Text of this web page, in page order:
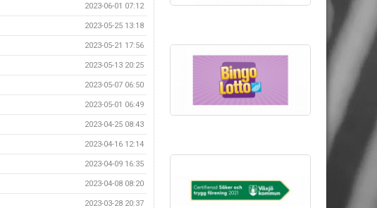
2023-06-01 07:12
2023-05-25 13:18
2023-05-21 17:56
2023-05-13 20:25
2023-05-07 06:50
2023-05-01 06:49
2023-04-25 08:43
2023-04-16 12:14
2023-04-09 16:35
2023-04-08 08:20
2023-03-28 20:37